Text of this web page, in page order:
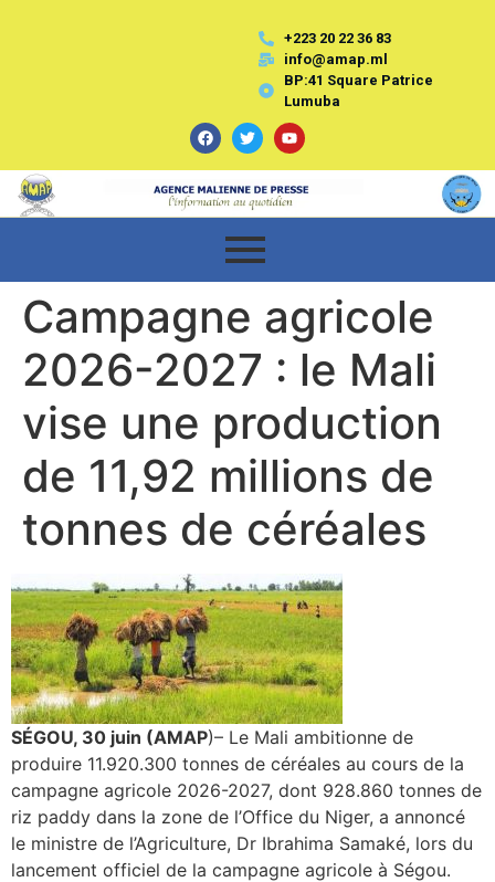
+223 20 22 36 83
info@amap.ml
BP:41 Square Patrice
Lumuba
Campagne agricole
2026-2027 : le Mali
vise une production
de 11,92 millions de
tonnes de céréales
SÉGOU, 30 juin (AMAP)– Le Mali ambitionne de
produire 11.920.300 tonnes de céréales au cours de la
campagne agricole 2026-2027, dont 928.860 tonnes de
riz paddy dans la zone de l’Office du Niger, a annoncé
le ministre de l’Agriculture, Dr Ibrahima Samaké, lors du
lancement officiel de la campagne agricole à Ségou.